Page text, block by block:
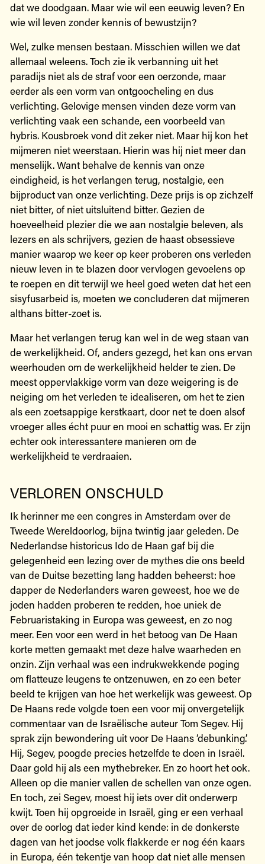
dat we doodgaan. Maar wie wil een eeuwig leven? En
wie wil leven zonder kennis of bewustzijn?
Wel, zulke mensen bestaan. Misschien willen we dat
allemaal weleens. Toch zie ik verbanning uit het
paradijs niet als de straf voor een oerzonde, maar
eerder als een vorm van ontgoocheling en dus
verlichting. Gelovige mensen vinden deze vorm van
verlichting vaak een schande, een voorbeeld van
hybris. Kousbroek vond dit zeker niet. Maar hij kon het
mijmeren niet weerstaan. Hierin was hij niet meer dan
menselijk. Want behalve de kennis van onze
eindigheid, is het verlangen terug, nostalgie, een
bijproduct van onze verlichting. Deze prijs is op zichzelf
niet bitter, of niet uitsluitend bitter. Gezien de
hoeveelheid plezier die we aan nostalgie beleven, als
lezers en als schrijvers, gezien de haast obsessieve
manier waarop we keer op keer proberen ons verleden
nieuw leven in te blazen door vervlogen gevoelens op
te roepen en dit terwijl we heel goed weten dat het een
sisyfusarbeid is, moeten we concluderen dat mijmeren
althans bitter-zoet is.
Maar het verlangen terug kan wel in de weg staan van
de werkelijkheid. Of, anders gezegd, het kan ons ervan
weerhouden om de werkelijkheid helder te zien. De
meest oppervlakkige vorm van deze weigering is de
neiging om het verleden te idealiseren, om het te zien
als een zoetsappige kerstkaart, door net te doen alsof
vroeger alles écht puur en mooi en schattig was. Er zijn
echter ook interessantere manieren om de
werkelijkheid te verdraaien.
VERLOREN ONSCHULD
Ik herinner me een congres in Amsterdam over de
Tweede Wereldoorlog, bijna twintig jaar geleden. De
Nederlandse historicus Ido de Haan gaf bij die
gelegenheid een lezing over de mythes die ons beeld
van de Duitse bezetting lang hadden beheerst: hoe
dapper de Nederlanders waren geweest, hoe we de
joden hadden proberen te redden, hoe uniek de
Februaristaking in Europa was geweest, en zo nog
meer. Een voor een werd in het betoog van De Haan
korte metten gemaakt met deze halve waarheden en
onzin. Zijn verhaal was een indrukwekkende poging
om flatteuze leugens te ontzenuwen, en zo een beter
beeld te krijgen van hoe het werkelijk was geweest. Op
De Haans rede volgde toen een voor mij onvergetelijk
commentaar van de Israëlische auteur Tom Segev. Hij
sprak zijn bewondering uit voor De Haans ‘debunking’.
Hij, Segev, poogde precies hetzelfde te doen in Israël.
Daar gold hij als een mythebreker. En zo hoort het ook.
Alleen op die manier vallen de schellen van onze ogen.
En toch, zei Segev, moest hij iets over dit onderwerp
kwijt. Toen hij opgroeide in Israël, ging er een verhaal
over de oorlog dat ieder kind kende: in de donkerste
dagen van het joodse volk flakkerde er nog één kaars
in Europa, één tekentje van hoop dat niet alle mensen